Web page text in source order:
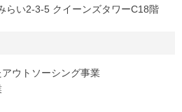
らい2-3-5 クイーンズタワーC18階
ウトソーシング事業